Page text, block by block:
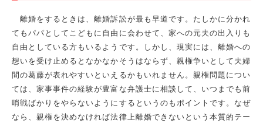
離婚をするときは、離婚訴訟が最も早道です。たしかに分かれ
てもパパとしてこどもに自由に会わせて、家への元夫の出入りも
自由としている方もいるようです。しかし、現実には、離婚への
想いを受け止めるとなかなかそうはならず、親権争いとして夫婦
間の葛藤が表れやすいといえるかもいれません。親権問題につい
ては、家事事件の経験が豊富な弁護士に相談して、いつまでも前
哨戦ばかりをやらないようにするというのもポイントです。なぜ
なら、親権を決めなければ法律上離婚できないという本質的テー